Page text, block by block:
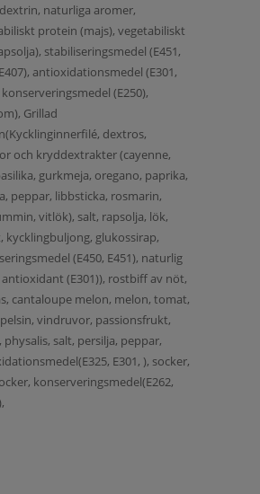
naturliga aromer,
protein (majs), vegetabiliskt
stabiliseringsmedel (E451,
antioxidationsmedel (E301,
konserveringsmedel (E250),
Grillad
dextros,
och kryddextrakter (cayenne,
gurkmeja, oregano, paprika,
peppar, libbsticka, rosmarin,
vitlök), salt, rapsolja, lök,
kycklingbuljong, glukossirap,
(E450, E451), naturlig
(E301)), rostbiff av nöt,
cantaloupe melon, melon, tomat,
vindruvor, passionsfrukt,
physalis, salt, persilja, peppar,
E301, ), socker,
konserveringsmedel(E262,